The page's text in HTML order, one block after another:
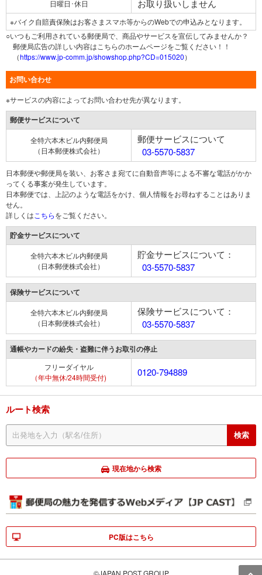
日曜日･休日 お取り扱いしません
※バイク自賠責保険はお客さまスマホ等からのWebでの申込みとなります。
○いつもご利用されている郵便局で、商品やサービスを宣伝してみませんか？
郵便局広告の詳しい内容はこちらのホームページをご覧ください！！
（https://www.jp-comm.jp/showshop.php?CD=015020）
お問い合わせ
※サービスの内容によってお問い合わせ先が異なります。
郵便サービスについて
全特六本木ビル内郵便局
（日本郵便株式会社）
郵便サービスについて
03-5570-5837
日本郵便や郵便局を装い、お客さま宛てに自動音声等による不審な電話がかか
ってくる事案が発生しています。
日本郵便では、上記のような電話をかけ、個人情報をお尋ねすることはありま
せん。
詳しくは こちらをご覧ください。
貯金サービスについて
全特六本木ビル内郵便局
（日本郵便株式会社）
貯金サービスについて：
03-5570-5837
保険サービスについて
全特六本木ビル内郵便局
（日本郵便株式会社）
保険サービスについて：
03-5570-5837
通帳やカードの紛失・盗難に伴うお取引の停止
フリーダイヤル
（年中無休/24時間受付)
0120-794889
ルート検索
現在地から検索
PC版はこちら